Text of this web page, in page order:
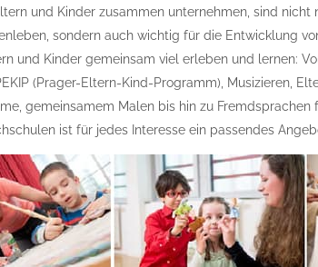
und Kinder zusammen unternehmen, sind nicht
sondern auch wichtig für die Entwicklung
und Kinder gemeinsam viel erleben und lernen:
(Prager-Eltern-Kind-Programm), Musizieren,
gemeinsamem Malen bis hin zu
ist für jedes Interesse ein passendes